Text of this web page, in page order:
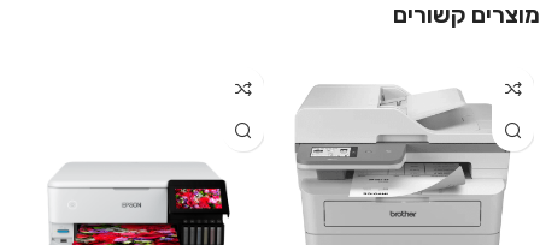
מוצרים קשורים